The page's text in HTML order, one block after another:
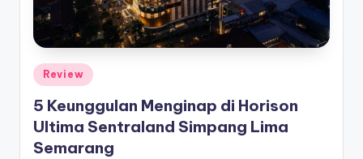
Posted
in
Review
5 Keunggulan Menginap di Horison
Ultima Sentraland Simpang Lima
Semarang